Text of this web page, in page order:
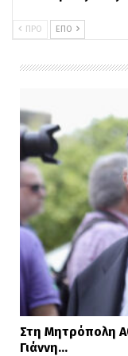
ΠΡΟ ΕΠΌ
Στη Μητρόπολη
Γιάννη…